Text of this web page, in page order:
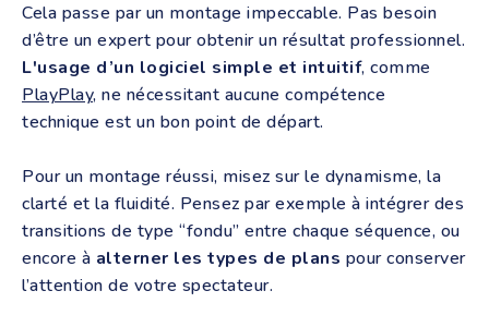
Cela passe par un montage impeccable. Pas besoin
d’être un expert pour obtenir un résultat professionnel.
L'usage d’un logiciel simple et intuitif, comme
PlayPlay, ne nécessitant aucune compétence
technique est un bon point de départ.
Pour un montage réussi, misez sur le dynamisme, la
clarté et la fluidité. Pensez par exemple à intégrer des
transitions de type “fondu” entre chaque séquence, ou
encore à alterner les types de plans pour conserver
l’attention de votre spectateur.